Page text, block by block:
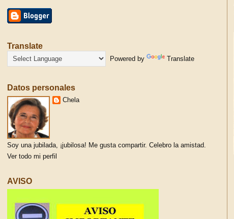
Translate
Powered by Translate
Datos personales
Chela
Soy una jubilada, ¡jubilosa! Me gusta compartir. Celebro la amistad.
Ver todo mi perfil
AVISO